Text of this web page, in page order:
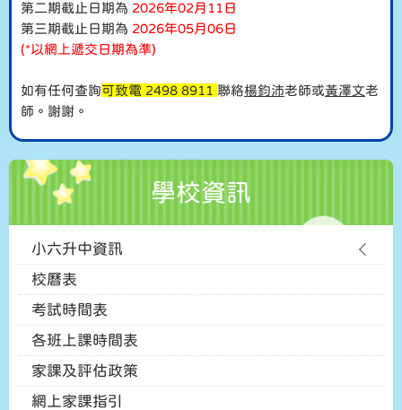
第二期截止日期為 2026年02月11日
第三期截止日期為 2026年05月06日
(*以網上遞交日期為準)
如有任何查詢可致電 2498 8911 聯絡楊鈞沛老師或黃澤文老
師。謝謝。
學校資訊
小六升中資訊
校曆表
考試時間表
各班上課時間表
家課及評估政策
網上家課指引